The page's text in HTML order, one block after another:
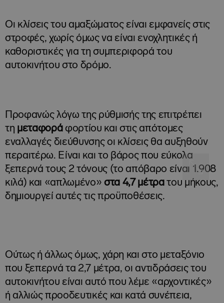
Οι κλίσεις του αμαξώματος είναι εμφανείς στις
στροφές, χωρίς όμως να είναι ενοχλητικές ή
καθοριστικές για τη συμπεριφορά του
αυτοκινήτου στο δρόμο.
Προφανώς λόγω της ρύθμισής της επιτρέπει
τη μεταφοράφορτίου και στις απότομες
εναλλαγές διεύθυνσης οι κλίσεις θα αυξηθούν
περαιτέρω. Είναι και το βάρος που εύκολα
ξεπερνά τους 2 τόνους (το απόβαρο είναι 1.908
κιλά) και «απλωμένο»στα 4,7 μέτρατου μήκους,
δημιουργεί αυτές τις προϋποθέσεις.
Ούτως ή άλλως όμως, χάρη και στο μεταξόνιο
που ξεπερνά τα 2,7 μέτρα, οι αντιδράσεις του
αυτοκινήτου είναι αυτό που λέμε «αρχοντικές»
ή αλλιώς προοδευτικές και κατά συνέπεια,